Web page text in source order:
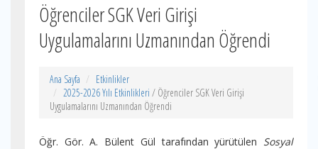
Öğrenciler SGK Veri Girişi
Uygulamalarını Uzmanından Öğrendi
Ana Sayfa
Etkinlikler
2025-2026 Yılı Etkinlikleri / Öğrenciler SGK Veri Girişi
Uygulamalarını Uzmanından Öğrendi
Öğr. Gör. A. Bülent Gül tarafından yürütülen Sosyal